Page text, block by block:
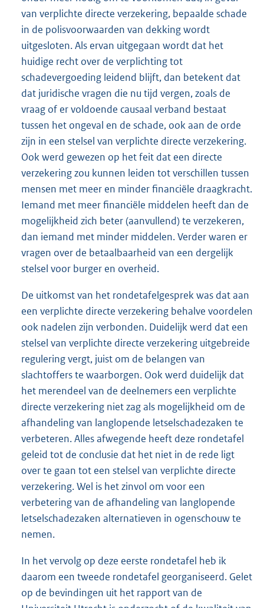
van verplichte directe verzekering, bepaalde schade
in de polisvoorwaarden van dekking wordt
uitgesloten. Als ervan uitgegaan wordt dat het
huidige recht over de verplichting tot
schadevergoeding leidend blijft, dan betekent dat
dat juridische vragen die nu tijd vergen, zoals de
vraag of er voldoende causaal verband bestaat
tussen het ongeval en de schade, ook aan de orde
zijn in een stelsel van verplichte directe verzekering.
Ook werd gewezen op het feit dat een directe
verzekering zou kunnen leiden tot verschillen tussen
mensen met meer en minder financiële draagkracht.
Iemand met meer financiële middelen heeft dan de
mogelijkheid zich beter (aanvullend) te verzekeren,
dan iemand met minder middelen. Verder waren er
vragen over de betaalbaarheid van een dergelijk
stelsel voor burger en overheid.
De uitkomst van het rondetafelgesprek was dat aan
een verplichte directe verzekering behalve voordelen
ook nadelen zijn verbonden. Duidelijk werd dat een
stelsel van verplichte directe verzekering uitgebreide
regulering vergt, juist om de belangen van
slachtoffers te waarborgen. Ook werd duidelijk dat
het merendeel van de deelnemers een verplichte
directe verzekering niet zag als mogelijkheid om de
afhandeling van langlopende letselschadezaken te
verbeteren. Alles afwegende heeft deze rondetafel
geleid tot de conclusie dat het niet in de rede ligt
over te gaan tot een stelsel van verplichte directe
verzekering. Wel is het zinvol om voor een
verbetering van de afhandeling van langlopende
letselschadezaken alternatieven in ogenschouw te
nemen.
In het vervolg op deze eerste rondetafel heb ik
daarom een tweede rondetafel georganiseerd. Gelet
op de bevindingen uit het rapport van de